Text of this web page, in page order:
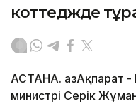
коттеджде
АСТАНА. ҚазАқпарат -
министрі Серік